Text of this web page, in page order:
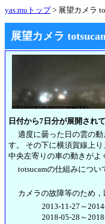
yas.muトップ> 展望カメラ
展望カメラ
日付から7日分が展開され
適度に曇った日の雲の動
す。 その下に横須賀線上
中央左寄りの車の動きがよ
totsucamの仕組みについ
カメラの故障等のため，
2013-11-27～
2018-05-28～